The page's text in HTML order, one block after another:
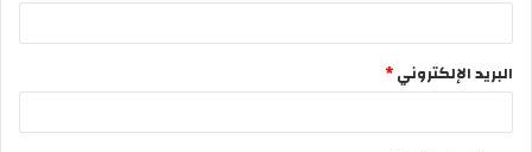
البريد الإلكتروني*